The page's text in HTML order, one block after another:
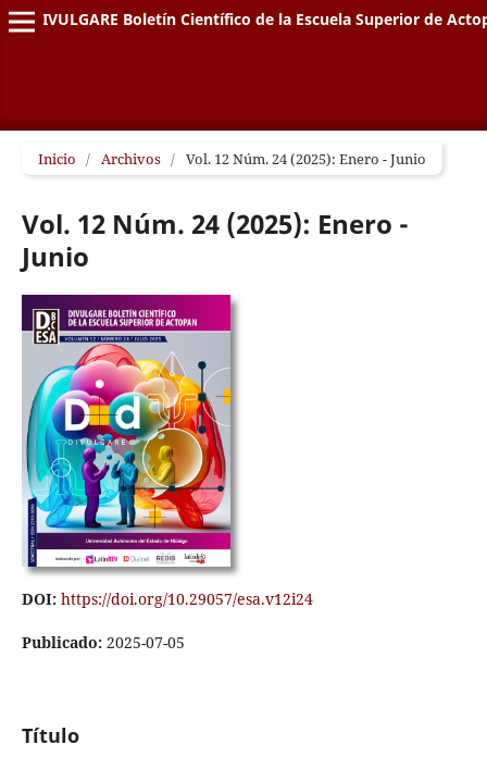
DIVULGARE Boletín Científico de la Escuela Superior de
Inicio / Archivos / Vol. 12 Núm. 24 (2025): Enero - Junio
Vol. 12 Núm. 24 (2025): Enero -
Junio
DOI: https://doi.org/10.29057/esa.v12i24
Publicado: 2025-07-05
Título